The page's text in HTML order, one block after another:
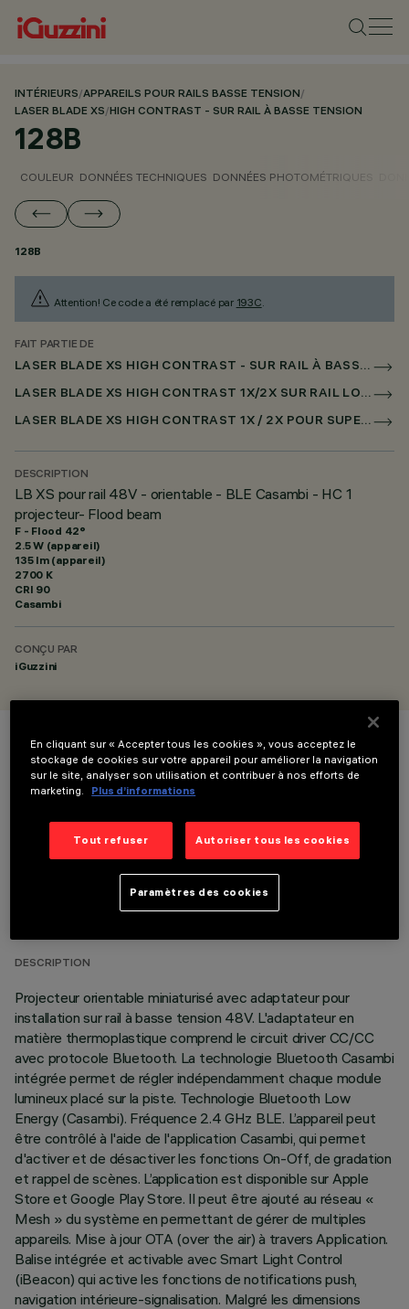
INTÉRIEURS/APPAREILS POUR RAILS BASSE TENSION/
LASER BLADE XS/HIGH CONTRAST - SUR RAIL À BASSE TENSION
128B
COULEUR DONNÉES TECHNIQUES DONNÉES PHOTOMÉTRIQUES
128B
Attention! Ce code a été remplacé par 193C.
FAIT PARTIE DE
LASER BLADE XS HIGH CONTRAST - SUR RAIL À BASSE TENSION
LASER BLADE XS HIGH CONTRAST 1X/2X SUR RAIL LOW VOLTAGE CASAMBI
LASER BLADE XS HIGH CONTRAST 1X / 2X POUR SUPERRAIL CASAMBI
DESCRIPTION
LB XS pour rail 48V - orientable - BLE Casambi - HC 1
projecteur- Flood beam
F - Flood 42°
2.5 W (appareil)
135 lm (appareil)
2700 K
CRI 90
Casambi
CONÇU PAR
iGuzzini
COULEUR
DONNÉES TECHNIQUES
DESCRIPTION
Projecteur orientable miniaturisé avec adaptateur pour
installation sur rail à basse tension 48V. L'adaptateur en
matière thermoplastique comprend le circuit driver CC/CC
avec protocole Bluetooth. La technologie Bluetooth Casambi
intégrée permet de régler indépendamment chaque module
lumineux placé sur la piste. Technologie Bluetooth Low
Energy (Casambi). Fréquence 2.4 GHz BLE. L’appareil peut
être contrôlé à l'aide de l'application Casambi, qui permet
d'activer et de désactiver les fonctions On-Off, de gradation
et rappel de scènes. L’application est disponible sur Apple
Store et Google Play Store. Il peut être ajouté au réseau «
Mesh » du système en permettant de gérer de multiples
appareils. Mise à jour OTA (over the air) à travers Application.
Balise intégrée et activable avec Smart Light Control
(iBeacon) qui active les fonctions de notifications push,
navigation intérieure-signalisation. Malgré les dimensions
En cliquant sur « Accepter tous les cookies », vous acceptez le
stockage de cookies sur votre appareil pour améliorer la navigation
sur le site, analyser son utilisation et contribuer à nos efforts de
marketing.
Plus d’informations
Tout refuser Autoriser tous les cookies
Paramètres des cookies